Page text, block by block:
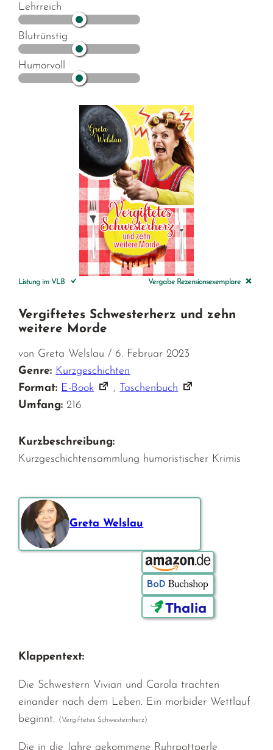
Lehrreich
Blutrünstig
Humorvoll
Listung im VLB Vergabe Rezensionsexemplare
Vergiftetes Schwesterherz und zehn
weitere Morde
von Greta Welslau / 6. Februar 2023
Genre: Kurzgeschichten
Format: E-Book ,
Taschenbuch
Umfang: 216
Kurzbeschreibung:
Kurzgeschichtensammlung humoristischer Krimis
Greta Welslau
Bestellen über:
Klappentext:
Die Schwestern Vivian und Carola trachten
einander nach dem Leben. Ein morbider Wettlauf
beginnt.
(Vergiftetes Schwesternherz)
Die in die Jahre gekommene Ruhrpottperle